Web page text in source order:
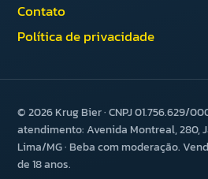
Contato
Política de privacidade
© 2026 Krug Bier · CNPJ 01.756.629/
atendimento: Avenida Montreal, 280,
Lima/MG · Beba com moderação.
de 18 anos.